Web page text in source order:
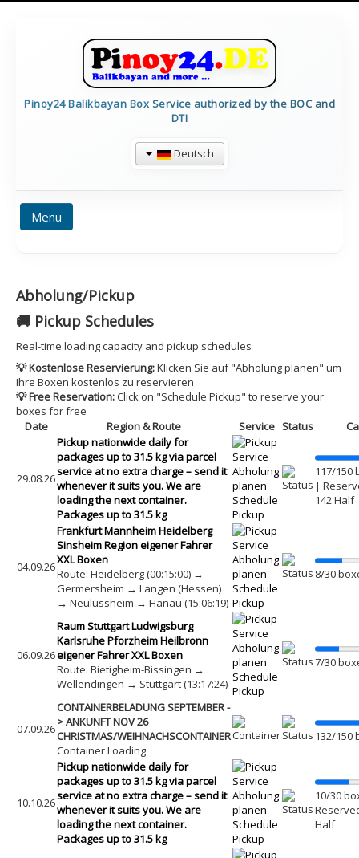
Pinoy24 Balikbayan Box Service authorized by the BOC and
DTI
Deutsch
Menu
FORMULARE
CONTAINERDETAILS
OFFSHORE LOCATIONS
Abholung/Pickup
🚚 Pickup Schedules
Real-time loading capacity and pickup schedules
💡 Kostenlose Reservierung:Klicken Sie auf "Abholung planen" um
Ihre Boxen kostenlos zu reservieren
💡 Free Reservation:Click on "Schedule Pickup" to reserve your
boxes for free
Date
Region & Route Service Status
29.08.26
Pickup nationwide daily for
packages up to 31.5 kg via parcel
service at no extra charge – send it
whenever it suits you. We are
loading the next container.
Packages up to 31.5 kg
Abholung
planen
Schedule
Pickup
117/150
|
142 Half
04.09.26
Frankfurt Mannheim Heidelberg
Sinsheim Region eigener Fahrer
XXL Boxen
Route: Heidelberg (00:15:00) →
Germersheim → Langen (Hessen)
→ Neulussheim → Hanau (15:06:19)
Abholung
planen
Schedule
Pickup
8/30
06.09.26
Raum Stuttgart Ludwigsburg
Karlsruhe Pforzheim Heilbronn
eigener Fahrer XXL Boxen
Route: Bietigheim-Bissingen →
Wellendingen → Stuttgart (13:17:24)
Abholung
planen
Schedule
Pickup
7/30
07.09.26
CONTAINERBELADUNG SEPTEMBER -
> ANKUNFT NOV 26
CHRISTMAS/WEIHNACHSCONTAINER
Container Loading
132/150
10.10.26
Pickup nationwide daily for
packages up to 31.5 kg via parcel
service at no extra charge – send it
whenever it suits you. We are
loading the next container.
Packages up to 31.5 kg
Abholung
planen
Schedule
Pickup
10/30
Half